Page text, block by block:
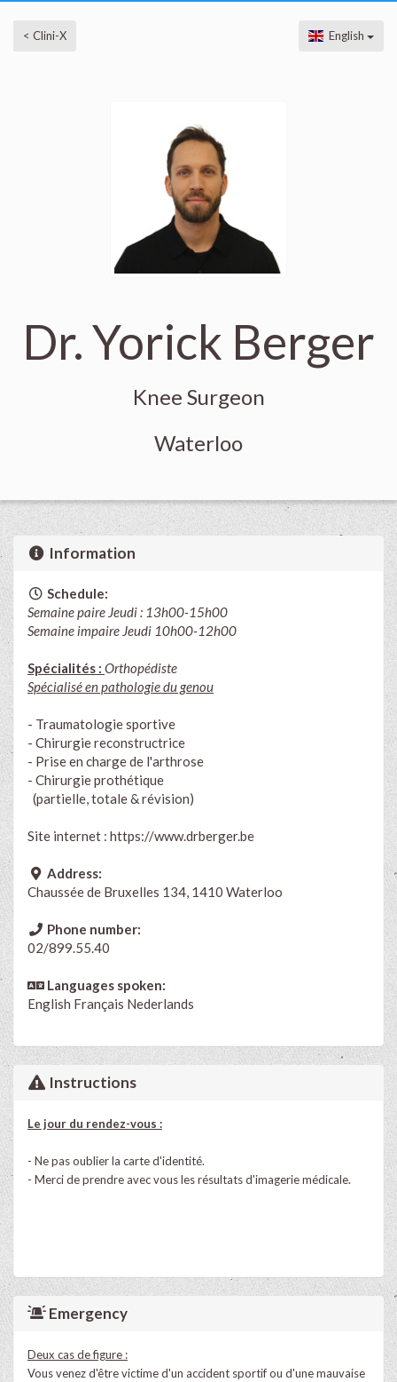
< Clini-X English
Dr. Yorick Berger
Knee Surgeon
Waterloo
Information
Schedule:
Semaine paire Jeudi : 13h00-15h00
Semaine impaire Jeudi 10h00-12h00
Spécialités : Orthopédiste
Spécialisé en pathologie du genou
- Traumatologie sportive
- Chirurgie reconstructrice
- Prise en charge de l'arthrose
- Chirurgie prothétique
(partielle, totale & révision)
Site internet : https://www.drberger.be
Address:
Chaussée de Bruxelles 134, 1410 Waterloo
Phone number:
02/899.55.40
Languages spoken:
English Français Nederlands
Instructions
Le jour du rendez-vous :
- Ne pas oublier la carte d'identité.
- Merci de prendre avec vous les résultats d'imagerie médicale.
Emergency
Deux cas de figure :
​Vous venez d'être victime d'un accident sportif ou d'une mauvaise